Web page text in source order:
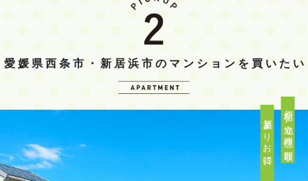
愛媛県西条市・新居浜市のマンションを買いたい
便利な立地、理想の間取り